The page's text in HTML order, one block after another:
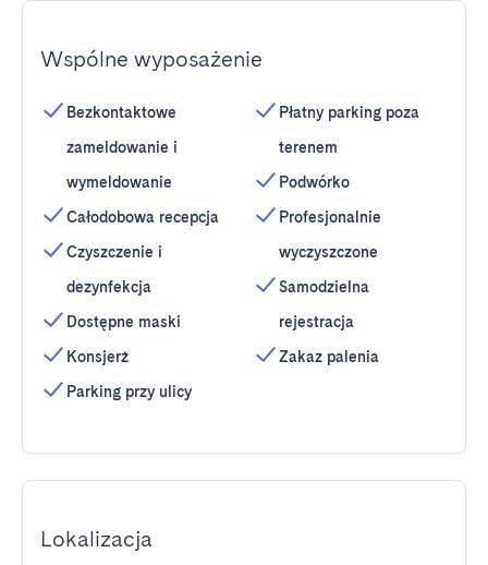
Wspólne wyposażenie
Bezkontaktowe
zameldowanie i
wymeldowanie
Całodobowa recepcja
Czyszczenie i
dezynfekcja
Dostępne maski
Konsjerż
Parking przy ulicy
Płatny parking poza
terenem
Podwórko
Profesjonalnie
wyczyszczone
Samodzielna
rejestracja
Zakaz palenia
Lokalizacja